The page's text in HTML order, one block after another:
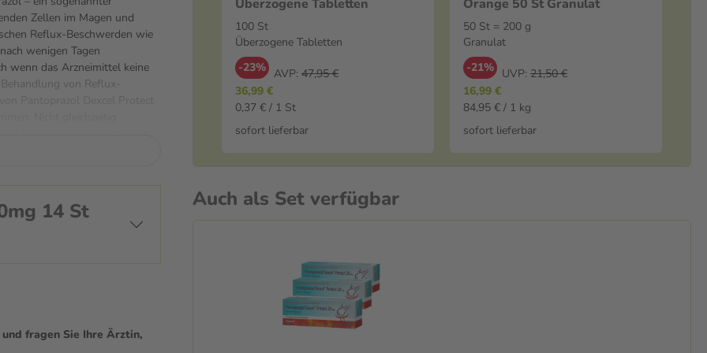
Zellen im Magen und
Reflux-Beschwerden wie
wenigen Tagen
wenn das Arzneimittel keine
von Reflux-
sollten nur in
möglich. Seltene, aber
anaphylaktischer Schock
oder DRESS-Syndrom.
Bei Symptomen wie
sofort medizinische Hilfe in
Nimm täglich eine
zur gleichen Zeit. Die
Wirkung ist eine
14 St
fragen Sie Ihre Ärztin,
Überzogene Tabletten
100 St
Überzogene Tabletten
-23% AVP: 47,95 €
36,99 €
0,37 € / 1 St
sofort lieferbar
Orange 50 St Granulat
50 St = 200 g
Granulat
-21% UVP: 21,50 €
16,99 €
84,95 € / 1 kg
sofort lieferbar
Auch als Set verfügbar